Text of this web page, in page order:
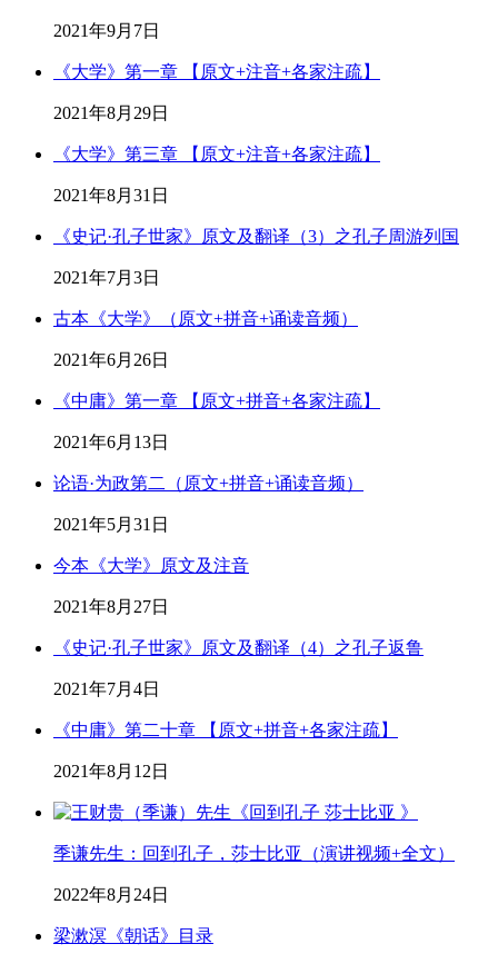
2021年9月7日
《大学》第一章 【原文+注音+各家注疏】
2021年8月29日
《大学》第三章 【原文+注音+各家注疏】
2021年8月31日
《史记·孔子世家》原文及翻译（3）之孔子周游列国
2021年7月3日
古本《大学》（原文+拼音+诵读音频）
2021年6月26日
《中庸》第一章 【原文+拼音+各家注疏】
2021年6月13日
论语·为政第二（原文+拼音+诵读音频）
2021年5月31日
今本《大学》原文及注音
2021年8月27日
《史记·孔子世家》原文及翻译（4）之孔子返鲁
2021年7月4日
《中庸》第二十章 【原文+拼音+各家注疏】
2021年8月12日
季谦先生：回到孔子，莎士比亚（演讲视频+全文）
2022年8月24日
梁漱溟《朝话》目录